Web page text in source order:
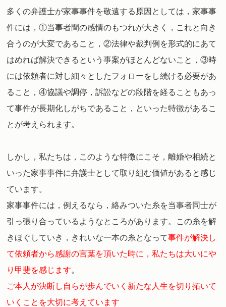
多くの弁護士が家事事件を敬遠する原因としては，家事事
件には，①当事者間の感情のもつれが大きく，これと向き
合うのが大変であること，②法律や裁判例を形式的にあて
はめれば解決できるという事案がほとんどないこと，③時
には依頼者に対し細々としたフォローをし続ける必要があ
ること，④協議や調停，訴訟などの段階を経ることもあっ
て事件が長期化しがちであること，といった特徴があるこ
とが考えられます。
しかし，私たちは，このような特徴にこそ，離婚や相続と
いった家事事件に弁護士として取り組む価値があると感じ
ています。
家事事件には，例えるなら，絡みついた糸を当事者同士が
引っ張り合っているようなところがあります。この糸を解
きほぐしていき，きれいな一本の糸となって事件が解決し
て依頼者から感謝の言葉を頂いた時に，私たちは大いにや
り甲斐を感じます。
ご本人が決断し自らが歩んでいく新たな人生を切り拓いて
いくことを大切に考えています